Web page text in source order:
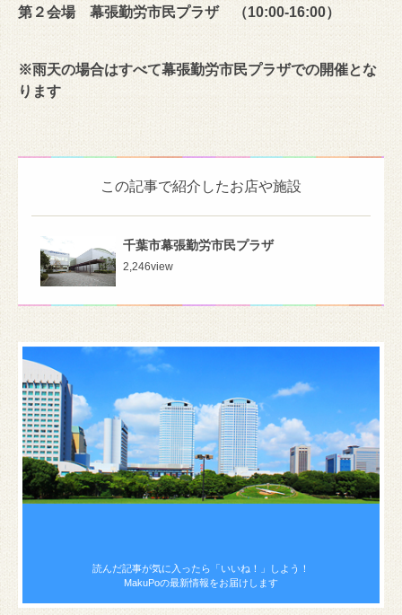
第２会場 幕張勤労市民プラザ （10:00-16:00）
※雨天の場合はすべて幕張勤労市民プラザでの開催とな
ります
この記事で紹介したお店や施設
千葉市幕張勤労市民プラザ
2,246view
読んだ記事が気に入ったら 「いいね！」しよう！
MakuPoの最新情報をお届けします